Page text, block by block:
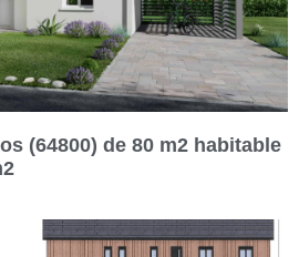
(64800) de 80 m2 habitable